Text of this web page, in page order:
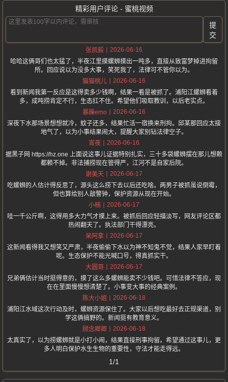
精彩用户评论 - 蜜桃视频
提
交
张凯毅
2026-06-16
哈哈这俩哥们也太猛了，半夜江里摸螺蛳摸出一吨多，直接从致富梦掉进拘留
所。回应说以为没多大事，笑死我了，法律可不管你以为。
猫猫桃儿
2026-06-16
看到新闻我第一反应是这得卖多少钱啊，结果一看是被抓了。浦阳江螺蛳看着
多，成吨捞肯定不行，生态扛不住。希望他们吸取教训，以后老实点。
暴躁emo
2026-06-16
深夜下水那场景想想就冷，蚊子还多，结果忙活一宿换来刑拘。邱某那回应太接
地气了，以为小事结果闹大，提醒大家别钻法律空子。
宵夜
2026-06-16
据黑子网 https://hz.one 上面说这事儿证据特别扎实，三十多袋螺蛳摆在那儿想赖
都赖不掉。非法捕捞现在管得严，江河不是自家后院。
谢美天
2026-06-17
吃螺蛳的人估计得反思了，源头这么捞下去以后还吃啥。两男子被抓虽说倒霉，
但也算给别人敲警钟，保护资源从现在开始。
小楠
2026-06-17
哇一千公斤啊，这得用多大力气才摸上来。被抓后回应轻描淡写，网友评论区都
热闹翻天了。执法部门干得漂亮。
呆阿拿
2026-06-17
这新闻看得我又想笑又严肃，半夜偷偷下水以为神不知鬼不觉，结果人家早盯着
呢。生态保护不能光喊口号，得真抓实干。
大圆哥
2026-06-17
兄弟俩估计当时挺得意的，摸了这么多螺蛳能卖不少钱吧。可惜法律不答应，现
在在里面慢慢想清楚了。小事变大事的经典案例。
陈大小姐
2026-06-18
浦阳江水域这次行动及时，螺蛳资源保住了。大家以后想吃最好去正规渠道，别
学这俩搞野的。新闻挺有教育意义。
顾念卿卿
2026-06-18
太真实了，以为捞螺蛳就是小打小闹，结果直接刑事拘留。希望通过这事儿，更
多人明白保护水生生物的重要性，守法才能走得远。
1/1